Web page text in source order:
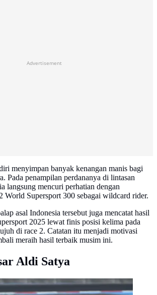
Advertisement
menyimpan banyak kenangan manis bagi
Pada penampilan perdananya di lintasan
langsung mencuri perhatian dengan
World Supersport 300 sebagai wildcard rider.
asal Indonesia tersebut juga mencatat hasil
2025 lewat finis posisi kelima pada
di race 2. Catatan itu menjadi motivasi
meraih hasil terbaik musim ini.
Aldi Satya
Aldi Satya Mahendra